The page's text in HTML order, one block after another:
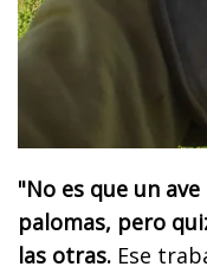
"No es que un
palomas, pero
las otras. Ese